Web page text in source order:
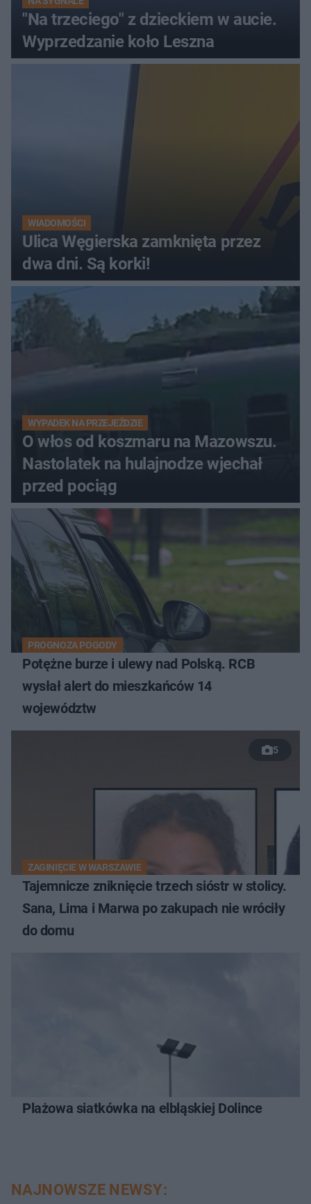
"Na trzeciego" z dzieckiem w aucie.
Wyprzedzanie koło Leszna
WIADOMOŚCI
Ulica Węgierska zamknięta przez
dwa dni. Są korki!
WYPADEK NA PRZEJEŹDZIE
O włos od koszmaru na Mazowszu.
Nastolatek na hulajnodze wjechał
przed pociąg
PROGNOZA POGODY
Potężne burze i ulewy nad Polską. RCB
wysłał alert do mieszkańców 14
województw
5
ZAGINIĘCIE W WARSZAWIE
Tajemnicze zniknięcie trzech sióstr w stolicy.
Sana, Lima i Marwa po zakupach nie wróciły
do domu
Plażowa siatkówka na elbląskiej Dolince
NAJNOWSZE NEWSY: